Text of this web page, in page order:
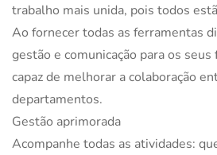
trabalho mais unida, pois todos
Ao fornecer todas as ferramentas
gestão e comunicação para os
capaz de melhorar a colaboração
departamentos.
Gestão aprimorada
Acompanhe todas as atividades: